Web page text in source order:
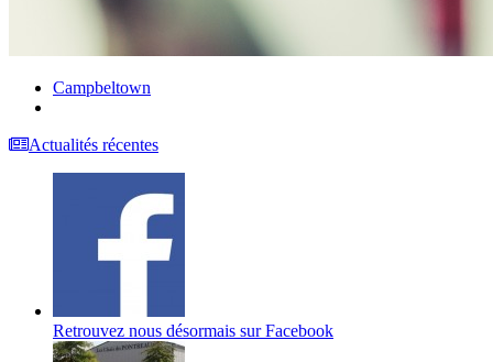
Campbeltown
Actualités récentes
Retrouvez nous désormais sur Facebook